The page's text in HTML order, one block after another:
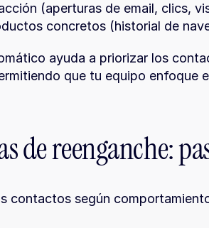
(aperturas de email, clics,
concretos (historial de
ayuda a priorizar los
que tu equipo enfoque
de reenganche:
contactos según